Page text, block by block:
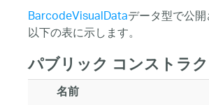
BarcodeVisualDataデータ型で公
以下の表に示します。
パブリック コンストラ
名前